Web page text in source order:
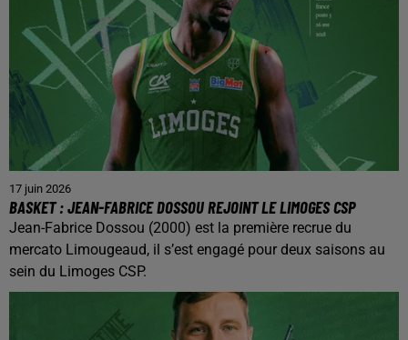
17 juin 2026
BASKET : JEAN-FABRICE DOSSOU REJOINT LE LIMOGES CSP
Jean-Fabrice Dossou (2000) est la première recrue du
mercato Limougeaud, il s’est engagé pour deux saisons au
sein du Limoges CSP.